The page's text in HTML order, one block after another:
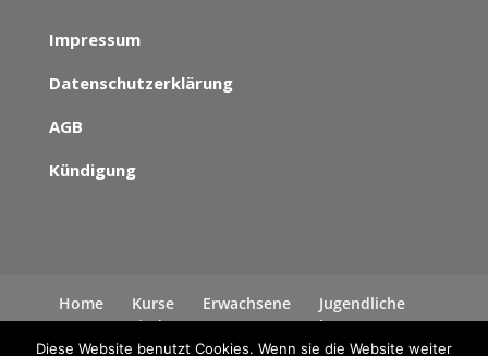
Impressum
Datenschutzerklärung
AGB
Kündigung
Home Kurse Erwachsene
Jugendliche
Kinder
News
Kontakt
Datenschutzerklärung
Diese Website benutzt Cookies. Wenn sie die Website weiter